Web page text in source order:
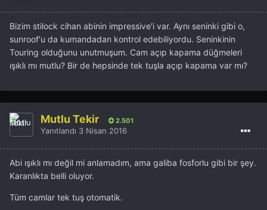
Bizim stilock cihan abinin impressive'i var. Aynı seninki gibi o,
sunroof'u da kumandadan kontrol edebiliyordu. Seninkinin
Touring olduğunu unutmuşum. Cam açıp kapama düğmeleri
ışıklı mı mutlu? Bir de hepsinde tek tuşla açıp kapama var mı?
Mutlu Tekir 2.501
Yanıtlandı 3 Nisan 2016
Abi ışıklı mı değil mi anlamadım, ama galiba fosforlu gibi bir şey.
Karanlıkta belli oluyor.
Tüm camlar tek tuş otomatik.